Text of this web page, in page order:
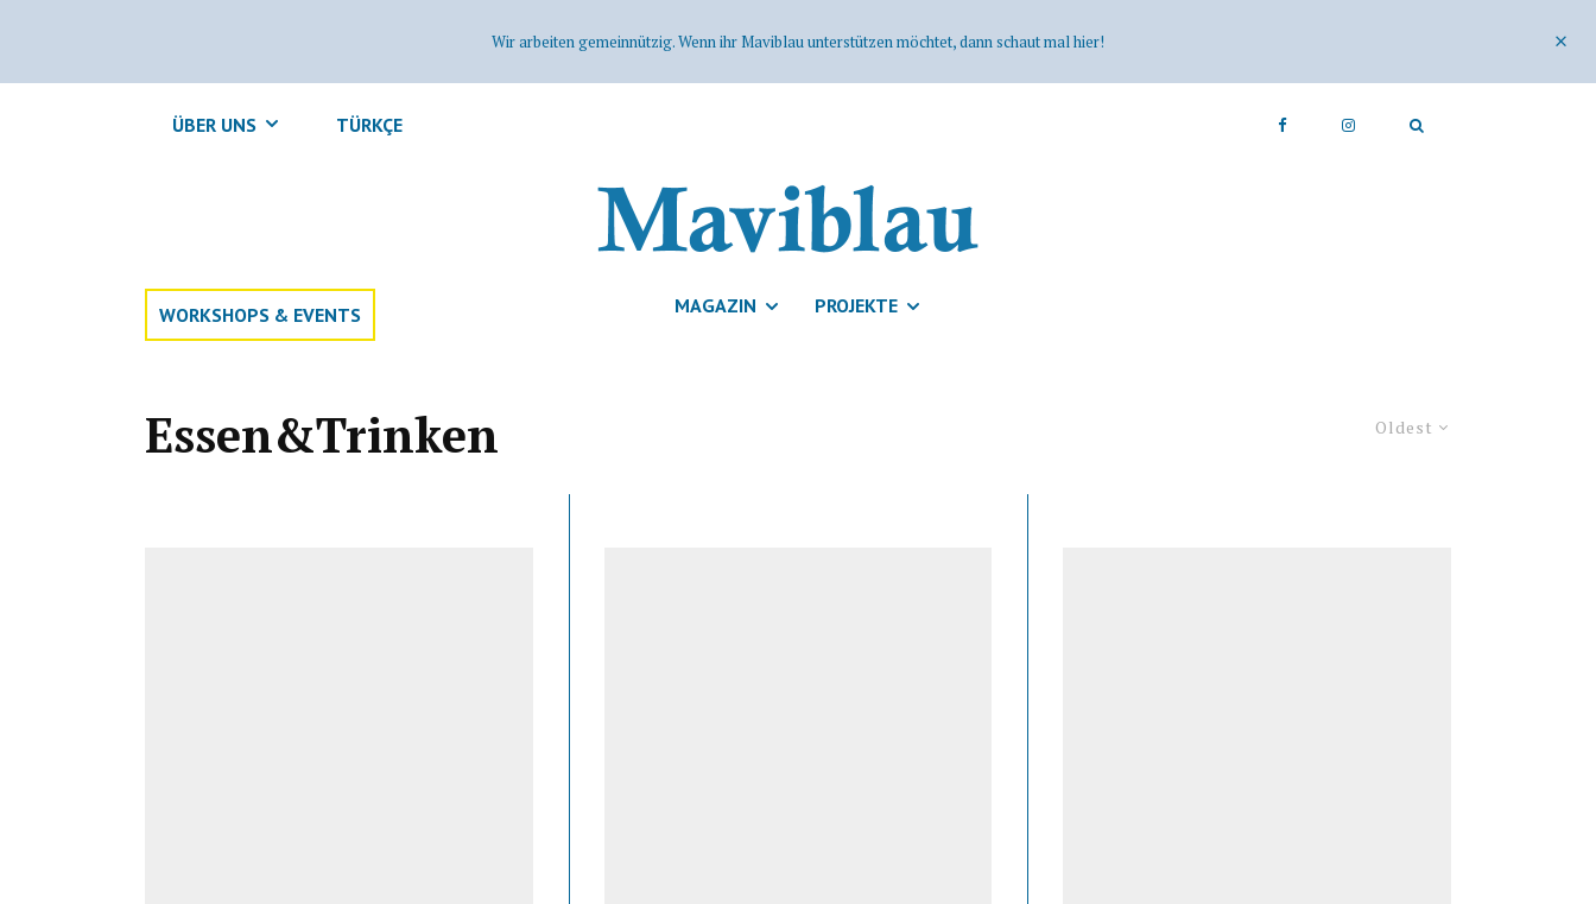
Wir arbeiten gemeinnützig. Wenn ihr Maviblau unterstützen möchtet, dann schaut mal hier!
ÜBER UNS TÜRKÇE
WORKSHOPS & EVENTS MAGAZIN PROJEKTE
Oldest
Essen&Trinken